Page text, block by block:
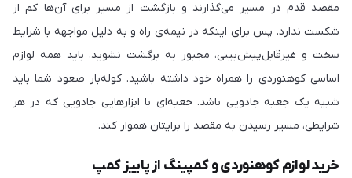
مقصد قدم در مسیر می‌گذارند و بازگشت از مسیر برای آن‌ها کم از
شکست ندارد. پس برای اینکه در نیمه‌ی راه و به دلیل مواجهه با شرایط
سخت و غیرقابل‌پیش‌بینی، مجبور به برگشت نشوید، باید همه لوازم
اساسی کوهنوردی را همراه خود داشته باشید. کوله‌بار صعود شما باید
شبیه یک جعبه جادویی باشد. جعبه‌ای با ابزارهایی جادویی که در هر
شرایطی، مسیر رسیدن به مقصد را برایتان هموار کند.
خرید لوازم کوهنوردی و کمپینگ از پاییز کمپ